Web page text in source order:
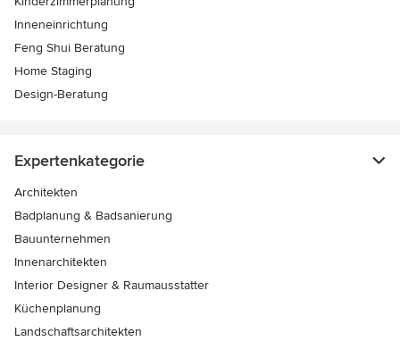
Inneneinrichtung
Feng Shui Beratung
Home Staging
Design-Beratung
Expertenkategorie
Architekten
Badplanung & Badsanierung
Bauunternehmen
Innenarchitekten
Interior Designer & Raumausstatter
Küchenplanung
Landschaftsarchitekten